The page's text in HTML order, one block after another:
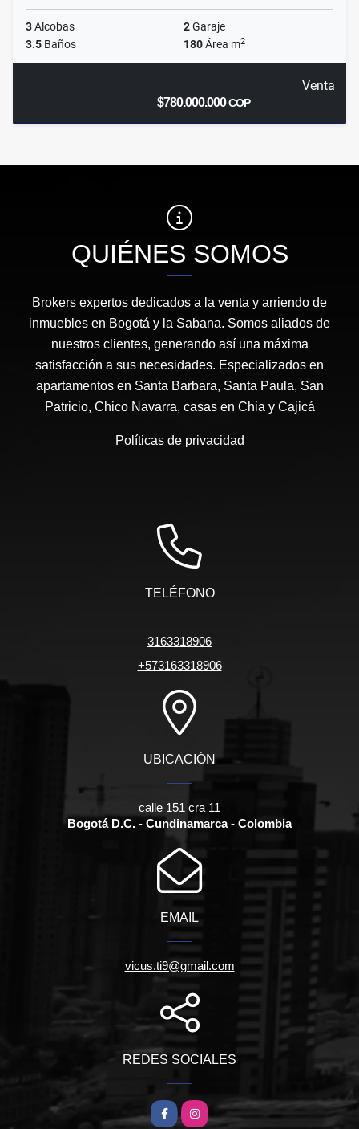
3Alcobas 2Garaje
3.5 Baños 180Área m2
Venta
$780.000.000COP
QUIÉNES SOMOS
Brokers expertos dedicados a la venta y arriendo de
inmuebles en Bogotá y la Sabana. Somos aliados de
nuestros clientes, generando así una máxima
satisfacción a sus necesidades. Especializados en
apartamentos en Santa Barbara, Santa Paula, San
Patricio, Chico Navarra, casas en Chia y Cajicá
Políticas de privacidad
TELÉFONO
3163318906
+573163318906
UBICACIÓN
calle 151 cra 11
Bogotá D.C. - Cundinamarca - Colombia
EMAIL
vicus.ti9@gmail.com
REDES SOCIALES
FacebookInstagram